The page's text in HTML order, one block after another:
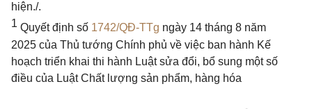
hiện./.
1 Quyết định số 1742/QĐ-TTg ngày 14 tháng 8 năm
2025 của Thủ tướng Chính phủ về việc ban hành Kế
hoạch triển khai thi hành Luật sửa đổi, bổ sung một số
điều của Luật Chất lượng sản phẩm, hàng hóa